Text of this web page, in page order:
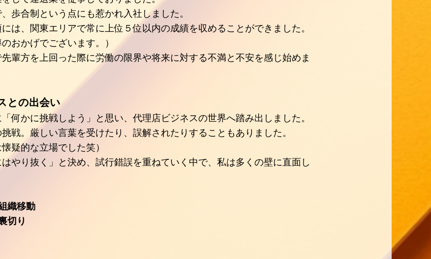
歩合制という点にも惹かれ入社しました。
は、関東エリアで常に上位５位以内の成績を収めることができました。
おかげでございます。）
輩方を上回った際に労働の限界や将来に対する不満と不安を感じ始めま
との出会い
何かに挑戦しよう」と思い、 代理店ビジネスの世界へ踏み出しました。
戦。厳しい言葉を受けたり、 誤解されたりすることもありました。
疑的な立場でした笑）
やり抜く」と決め、試行錯誤を重ねていく中で、私は多くの壁に直面し
織移動
切り